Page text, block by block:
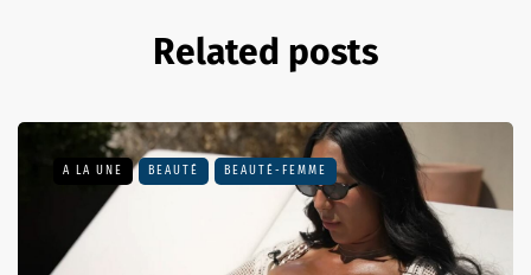
Related posts
A LA UNE BEAUTÉ BEAUTÉ-FEMME